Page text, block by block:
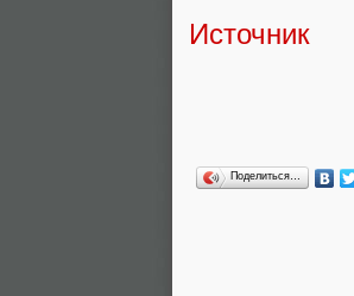
Источник
Поделиться…